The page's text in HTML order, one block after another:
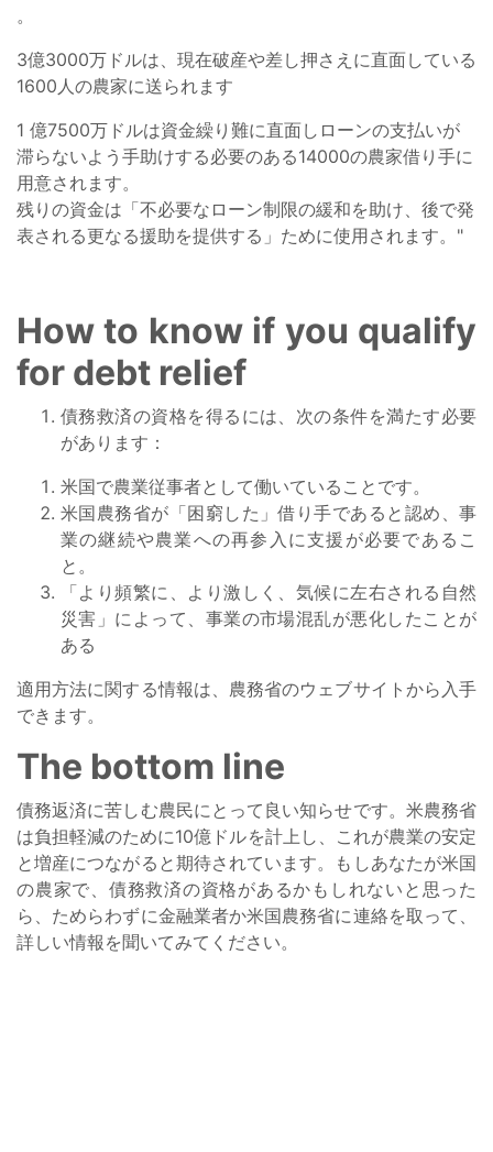
。
3億3000万ドルは、現在破産や差し押さえに直面している
1600人の農家に送られます
1 億7500万ドルは資金繰り難に直面しローンの支払いが
滞らないよう手助けする必要のある14000の農家借り手に
用意されます。
残りの資金は「不必要なローン制限の緩和を助け、後で発
表される更なる援助を提供する」ために使用されます。"
How to know if you qualify
for debt relief
債務救済の資格を得るには、次の条件を満たす必要
があります：
米国で農業従事者として働いていることです。
米国農務省が「困窮した」借り手であると認め、事
業の継続や農業への再参入に支援が必要であるこ
と。
「より頻繁に、より激しく、気候に左右される自然
災害」によって、事業の市場混乱が悪化したことが
ある
適用方法に関する情報は、農務省のウェブサイトから入手
できます。
The bottom line
債務返済に苦しむ農民にとって良い知らせです。米農務省
は負担軽減のために10億ドルを計上し、これが農業の安定
と増産につながると期待されています。もしあなたが米国
の農家で、債務救済の資格があるかもしれないと思った
ら、ためらわずに金融業者か米国農務省に連絡を取って、
詳しい情報を聞いてみてください。